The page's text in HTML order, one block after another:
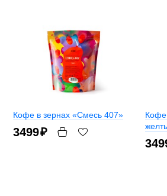
Кофе в зернах «Смесь 407»
3499₽
Кофе